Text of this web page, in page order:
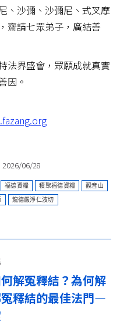
、沙彌、沙彌尼、式叉摩
齋請七眾弟子，廣結善
法界盛會，眾願成就真實
因。
2026/06/28
福德資糧 積聚福德資糧 觀音山
龍德嚴淨仁波切
解冤釋結？為何解
釋結的最佳法門—